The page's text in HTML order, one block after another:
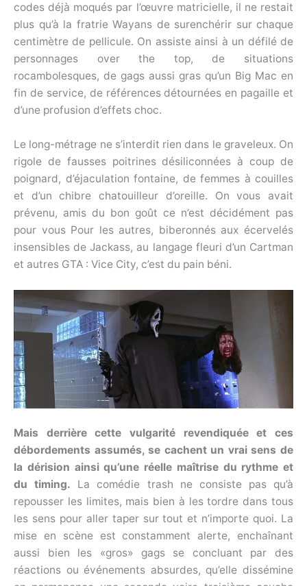
codes déjà moqués par l’œuvre matricielle, il ne restait
plus qu’à la fratrie Wayans de surenchérir sur chaque
centimètre de pellicule. On assiste ainsi à un défilé de
personnages over the top, de situations
rocambolesques, de gags aussi gras qu’un Big Mac en
fin de service, de références détournées en pagaille et
d’une profusion d’effets choc.
Le long-métrage ne s’interdit rien dans le graveleux. On
rigole de fausses poitrines désiliconnées à coup de
poignard, d’éjaculation fontaine, de femmes à couilles
et d’un chibre chatouilleur d’oreille. On vous avait
prévenu, amis du bon goût ce n’est décidément pas
pour vous Pour les autres, biberonnés aux écervelés
insensibles de Jackass, au langage fleuri d’un Cartman
et autres GTA : Vice City, c’est du pain béni.
Mais derrière cette vulgarité revendiquée et ces
débordements assumés, se cachent un vrai sens de
la dérision ainsi qu’une réelle maîtrise du rythme et
du timing. La comédie trash ne consiste pas qu’à
repousser les limites, mais bien à les tordre dans tous
les sens pour aller taper sur tout et n’importe quoi. La
mise en scène est constamment alerte, enchaînant
aussi bien les «gros» gags se concluant par des
réactions ou événements absurdes, qu’elle dissémine